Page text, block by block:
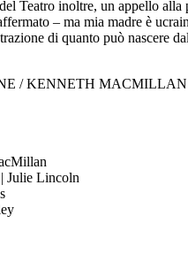
Teatro inoltre, un appello
– ma mia madre è
di quanto può nascere
/ KENNETH MACMILLAN
Julie Lincoln